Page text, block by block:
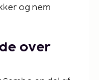
og nem
over